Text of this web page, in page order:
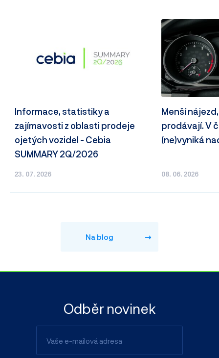
23. 07. 2026
Informace, statistiky a
zajímavosti z oblasti prodeje
ojetých vozidel - Cebia
SUMMARY 2Q/2026
08. 06. 2026
Menší
prodávají. V
(ne)vyniká
Na blog
Odběr novinek